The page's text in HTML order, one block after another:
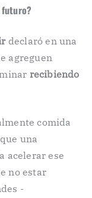
futuro?
declaró en una
agreguen
recibiendo
comida
una
acelerar ese
no estar
-